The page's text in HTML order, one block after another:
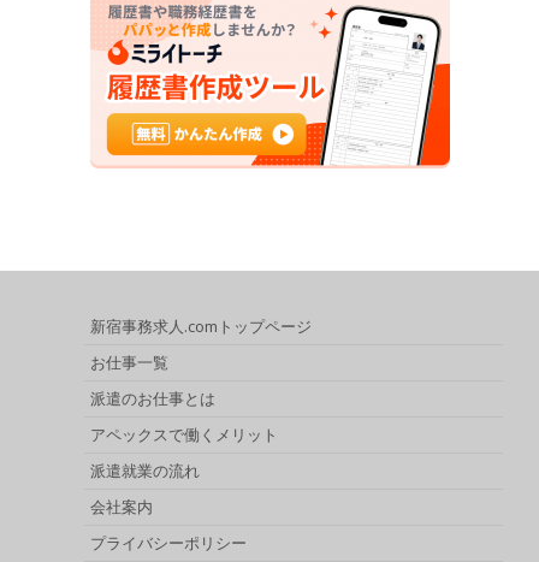
新宿事務求人.comトップページ
お仕事一覧
派遣のお仕事とは
アペックスで働くメリット
派遣就業の流れ
会社案内
プライバシーポリシー